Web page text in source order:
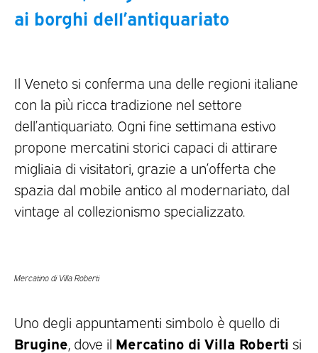
ai borghi dell’antiquariato
Il Veneto si conferma una delle regioni italiane
con la più ricca tradizione nel settore
dell’antiquariato. Ogni fine settimana estivo
propone mercatini storici capaci di attirare
migliaia di visitatori, grazie a un’offerta che
spazia dal mobile antico al modernariato, dal
vintage al collezionismo specializzato.
Mercatino di Villa Roberti
Uno degli appuntamenti simbolo è quello di
Brugine , dove il Mercatino di Villa Roberti si